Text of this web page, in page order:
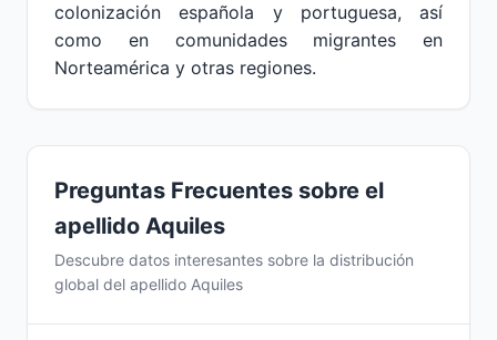
colonización española y portuguesa, así
como en comunidades migrantes en
Norteamérica y otras regiones.
Preguntas Frecuentes sobre el
apellido Aquiles
Descubre datos interesantes sobre la distribución
global del apellido Aquiles